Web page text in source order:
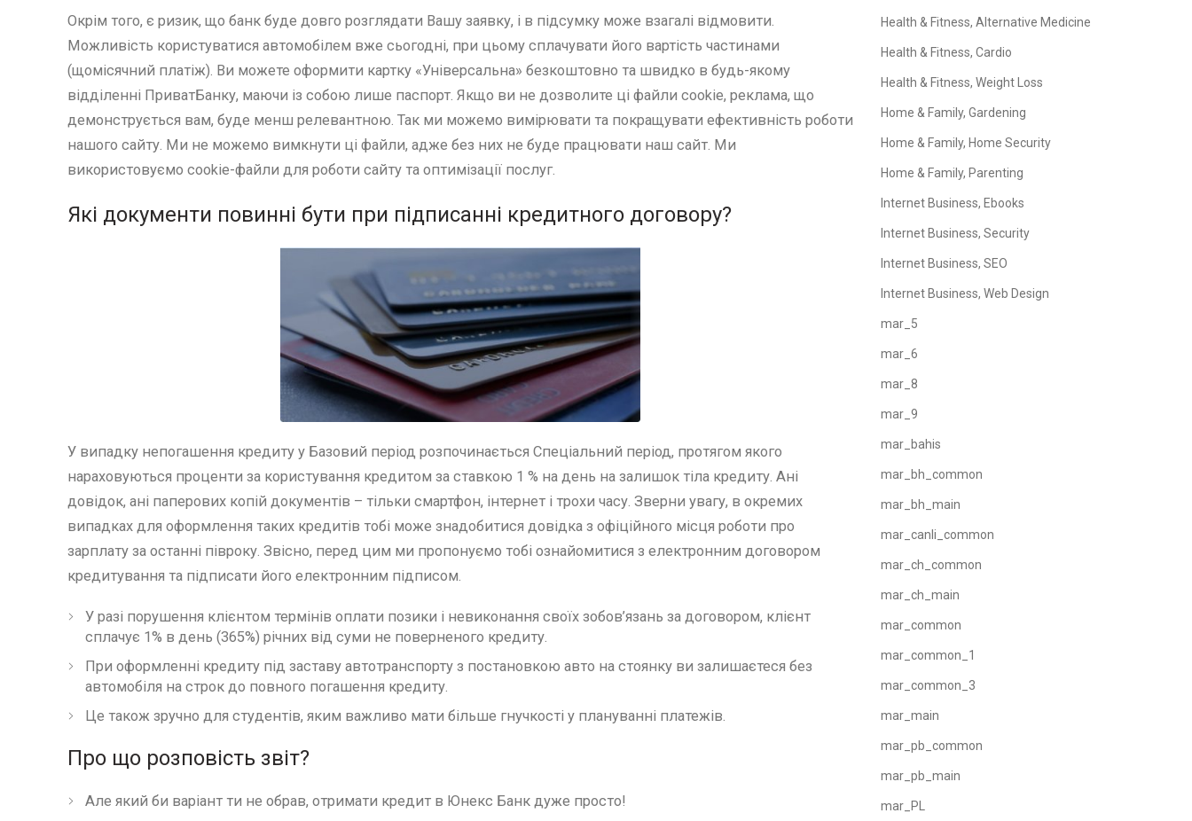
Окрім того, є ризик, що банк буде довго розглядати Вашу заявку, і в підсумку може взагалі відмовити.
Можливість користуватися автомобілем вже сьогодні, при цьому сплачувати його вартість частинами
(щомісячний платіж). Ви можете оформити картку «Універсальна» безкоштовно та швидко в будь-якому
відділенні ПриватБанку, маючи із собою лише паспорт. Якщо ви не дозволите ці файли cookie, реклама, що
демонструється вам, буде менш релевантною. Так ми можемо вимірювати та покращувати ефективність роботи
нашого сайту. Ми не можемо вимкнути ці файли, адже без них не буде працювати наш сайт. Ми
використовуємо cookie-файли для роботи сайту та оптимізації послуг.
Які документи повинні бути при підписанні кредитного договору?
У випадку непогашення кредиту у Базовий період розпочинається Спеціальний період, протягом якого
нараховуються проценти за користування кредитом за ставкою 1 % на день на залишок тіла кредиту. Ані
довідок, ані паперових копій документів – тільки смартфон, інтернет і трохи часу. Зверни увагу, в окремих
випадках для оформлення таких кредитів тобі може знадобитися довідка з офіційного місця роботи про
зарплату за останні півроку. Звісно, перед цим ми пропонуємо тобі ознайомитися з електронним договором
кредитування та підписати його електронним підписом.
У разі порушення клієнтом термінів оплати позики і невиконання своїх зобов’язань за договором, клієнт
сплачує 1% в день (365%) річних від суми не поверненого кредиту.
При оформленні кредиту під заставу автотранспорту з постановкою авто на стоянку ви залишаєтеся без
автомобіля на строк до повного погашення кредиту.
Це також зручно для студентів, яким важливо мати більше гнучкості у плануванні платежів.
Про що розповість звіт?
Але який би варіант ти не обрав, отримати кредит в Юнекс Банк дуже просто!
Health & Fitness, Alternative Medicine
Health & Fitness, Cardio
Health & Fitness, Weight Loss
Home & Family, Gardening
Home & Family, Home Security
Home & Family, Parenting
Internet Business, Ebooks
Internet Business, Security
Internet Business, SEO
Internet Business, Web Design
mar_5
mar_6
mar_8
mar_9
mar_bahis
mar_bh_common
mar_bh_main
mar_canli_common
mar_ch_common
mar_ch_main
mar_common
mar_common_1
mar_common_3
mar_main
mar_pb_common
mar_pb_main
mar_PL